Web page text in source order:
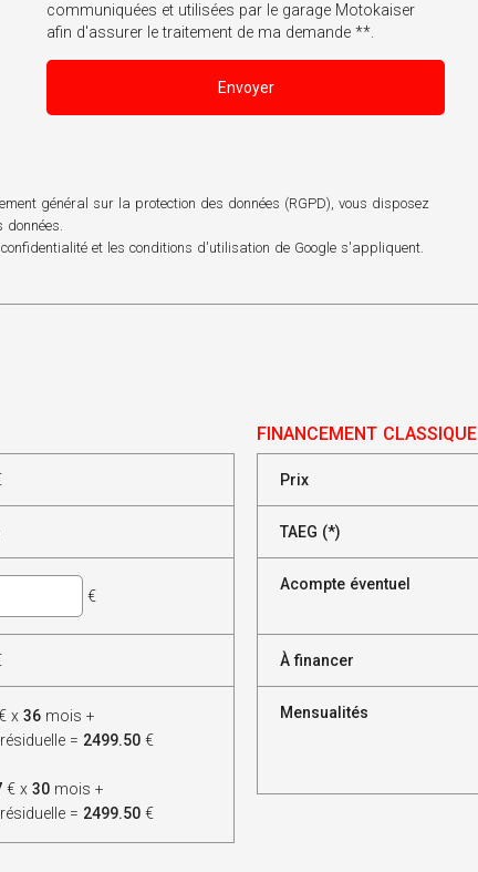
communiquées et utilisées par le garage Motokaiser
afin d'assurer le traitement de ma demande **.
Envoyer
général sur la protection des données (RGPD), vous disposez
et les conditions d'utilisation de Google s'appliquent.
€
x 36 mois +
= 2499.50 €
€ x 30 mois +
= 2499.50 €
FINANCEMENT CLASSIQUE
Prix
TAEG (*)
Acompte éventuel
À financer
Mensualités